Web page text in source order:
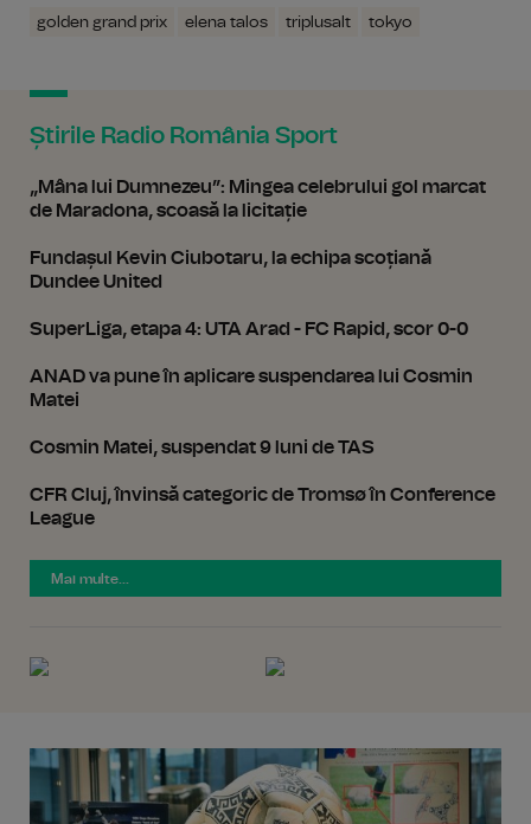
golden grand prix elena talos triplusalt tokyo
Știrile Radio România Sport
„Mâna lui Dumnezeu”: Mingea celebrului gol marcat
de Maradona, scoasă la licitație
Fundașul Kevin Ciubotaru, la echipa scoțiană
Dundee United
SuperLiga, etapa 4: UTA Arad - FC Rapid, scor 0-0
ANAD va pune în aplicare suspendarea lui Cosmin
Matei
Cosmin Matei, suspendat 9 luni de TAS
CFR Cluj, învinsă categoric de Tromsø în Conference
League
Mai multe...